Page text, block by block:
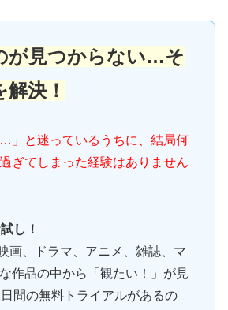
が見つからない…そ
決！
…」と迷っているうちに、結局何
ぎてしまった経験はありません
し！
画、ドラマ、アニメ、雑誌、マ
作品の中から「観たい！」が見
間の無料トライアルがあるの